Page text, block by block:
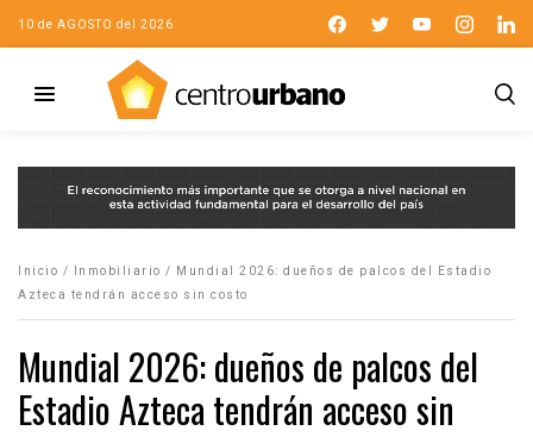
10 de AGOSTO del 2026
Inicio / Inmobiliario /
Mundial 2026: dueños de palcos del Estadio
Azteca tendrán acceso sin costo
Mundial 2026: dueños de palcos del
Estadio Azteca tendrán acceso sin